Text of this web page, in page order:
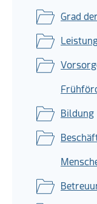
Grad
Bildung